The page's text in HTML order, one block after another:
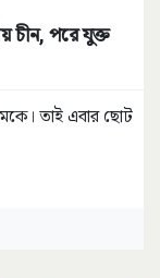
চীন, পরে যুক্ত
তাই এবার ছোট